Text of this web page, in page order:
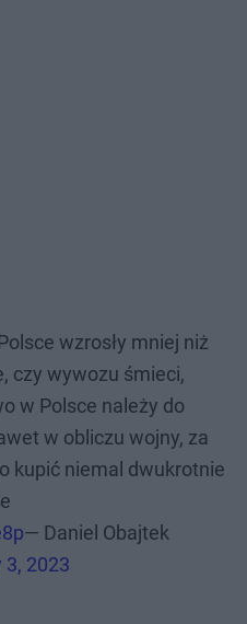
wzrosły mniej niż
czy wywozu śmieci,
w Polsce należy do
w obliczu wojny, za
kupić niemal dwukrotnie
— Daniel Obajtek
3, 2023